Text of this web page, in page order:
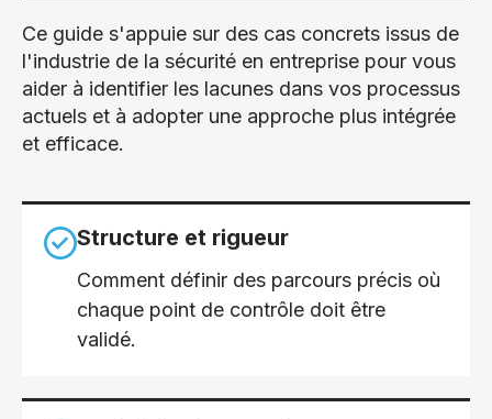
Ce guide s'appuie sur des cas concrets issus de
l'industrie de la sécurité en entreprise pour vous
aider à identifier les lacunes dans vos processus
actuels et à adopter une approche plus intégrée
et efficace.
Structure et rigueur
Comment définir des parcours précis où
chaque point de contrôle doit être
validé.